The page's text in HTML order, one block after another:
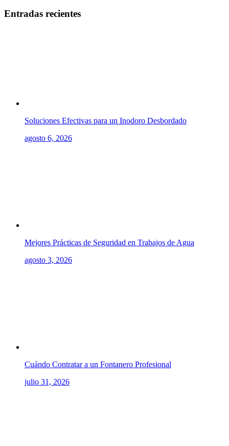
Entradas recientes
Soluciones Efectivas para un Inodoro Desbordado
agosto 6, 2026
Mejores Prácticas de Seguridad en Trabajos de Agua
agosto 3, 2026
Cuándo Contratar a un Fontanero Profesional
julio 31, 2026